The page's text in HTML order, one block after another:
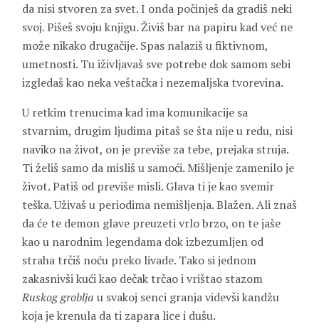
da nisi stvoren za svet. I onda počinješ da gradiš neki
svoj. Pišeš svoju knjigu. Živiš bar na papiru kad već ne
može nikako drugačije. Spas nalaziš u fiktivnom,
umetnosti. Tu iživljavaš sve potrebe dok samom sebi
izgledaš kao neka veštačka i nezemaljska tvorevina.
U retkim trenucima kad ima komunikacije sa
stvarnim, drugim ljudima pitaš se šta nije u redu, nisi
naviko na život, on je previše za tebe, prejaka struja.
Ti želiš samo da misliš u samoći. Mišljenje zamenilo je
život. Patiš od previše misli. Glava ti je kao svemir
teška. Uživaš u periodima nemišljenja. Blažen. Ali znaš
da će te demon glave preuzeti vrlo brzo, on te jaše
kao u narodnim legendama dok izbezumljen od
straha trčiš noću preko livade. Tako si jednom
zakasnivši kući kao dečak trčao i vrištao stazom
Ruskog groblja u svakoj senci granja videvši kandžu
koja je krenula da ti zapara lice i dušu.